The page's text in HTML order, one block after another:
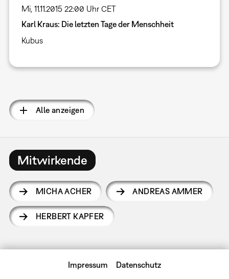
Mi, 11.11.2015 22:00 Uhr CET
Karl Kraus: Die letzten Tage der Menschheit
Kubus
Alle anzeigen
Mitwirkende
MICHA ACHER ANDREAS AMMER
HERBERT KAPFER
Impressum Datenschutz